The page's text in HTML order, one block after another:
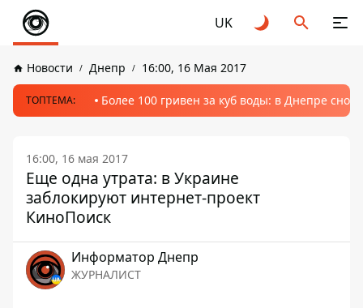
UK
Новости Днепр 16:00, 16 Мая 2017
ТОПТЕМА: Более 100 гривен за куб воды: в Днепре
16:00, 16 мая 2017
Еще одна утрата: в Украине
заблокируют интернет-проект
КиноПоиск
Информатор Днепр
ЖУРНАЛИСТ